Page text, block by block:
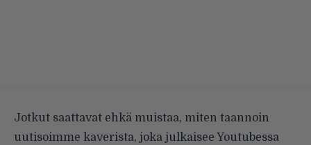
Jotkut saattavat ehkä muistaa, miten taannoin
uutisoimme kaverista, joka julkaisee Youtubessa